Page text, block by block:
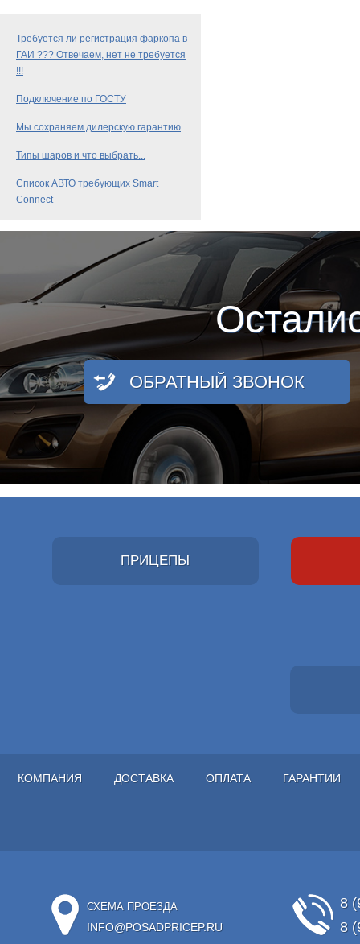
Требуется ли регистрация фаркопа в
ГАИ ??? Отвечаем, нет не требуется
!!!
Подключение по ГОСТУ
Мы сохраняем дилерскую гарантию
Типы шаров и что выбрать...
Список АВТО требующих Smart
Connect
ОБРАТНЫЙ ЗВОНОК
ПРИЦЕПЫ
КОМПАНИЯ ДОСТАВКА ОПЛАТА ГАРАНТИИ
СХЕМА ПРОЕЗДА
INFO@POSADPRICEP.RU
8
8